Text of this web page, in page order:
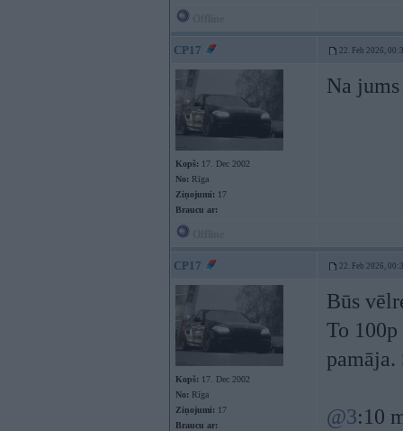
CP17 22. Feb 2026,
Kopš: 17. Dec 2002
No: Rīga
Ziņojumi: 17
Braucu ar:
Na
CP17 22. Feb 2026,
Kopš: 17. Dec 2002
No: Rīga
Ziņojumi: 17
Braucu ar:
Būs
To
@3:10